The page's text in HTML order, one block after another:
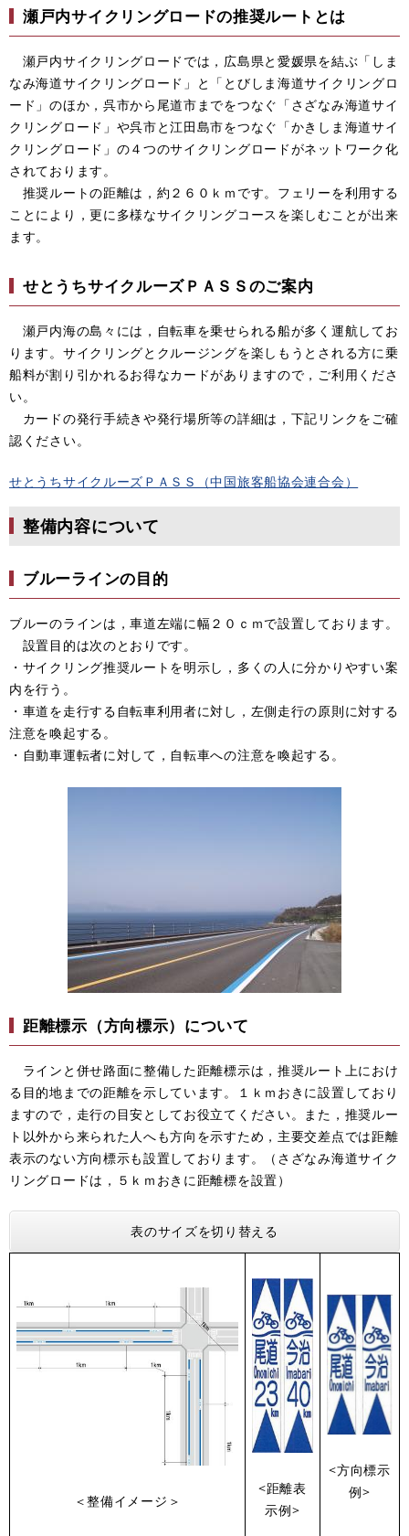
瀬戸内サイクリングロードの推奨ルートとは
瀬戸内サイクリングロードでは，広島県と愛媛県を結ぶ「しま
なみ海道サイクリングロード」と「とびしま海道サイクリングロ
ード」のほか，呉市から尾道市までをつなぐ「さざなみ海道サイ
クリングロード」や呉市と江田島市をつなぐ「かきしま海道サイ
クリングロード」の４つのサイクリングロードがネットワーク化
されております。
推奨ルートの距離は，約２６０ｋｍです。フェリーを利用する
ことにより，更に多様なサイクリングコースを楽しむことが出来
ます。
せとうちサイクルーズＰＡＳＳのご案内
瀬戸内海の島々には，自転車を乗せられる船が多く運航してお
ります。サイクリングとクルージングを楽しもうとされる方に乗
船料が割り引かれるお得なカードがありますので，ご利用くださ
い。
カードの発行手続きや発行場所等の詳細は，下記リンクをご確
認ください。
せとうちサイクルーズＰＡＳＳ（中国旅客船協会連合会）
整備内容について
ブルーラインの目的
ブルーのラインは，車道左端に幅２０ｃｍで設置しております。
設置目的は次のとおりです。
・サイクリング推奨ルートを明示し，多くの人に分かりやすい案
内を行う。
・車道を走行する自転車利用者に対し，左側走行の原則に対する
注意を喚起する。
・自動車運転者に対して，自転車への注意を喚起する。
距離標示（方向標示）について
ラインと併せ路面に整備した距離標示は，推奨ルート上におけ
る目的地までの距離を示しています。１ｋｍおきに設置しており
ますので，走行の目安としてお役立てください。また，推奨ルー
ト以外から来られた人へも方向を示すため，主要交差点では距離
表示のない方向標示も設置しております。（さざなみ海道サイク
リングロードは，５ｋｍおきに距離標を設置）
表のサイズを切り替える
＜整備イメージ＞
<距離表
示例>
<方向標示
例>